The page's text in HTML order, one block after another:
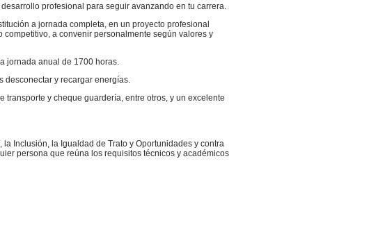
profesional para seguir avanzando en tu carrera.
a jornada completa, en un proyecto profesional
a convenir personalmente según valores y
jornada anual de 1700 horas.
y recargar energías.
y cheque guardería, entre otros, y un excelente
Inclusión, la Igualdad de Trato y Oportunidades y contra
persona que reúna los requisitos técnicos y académicos